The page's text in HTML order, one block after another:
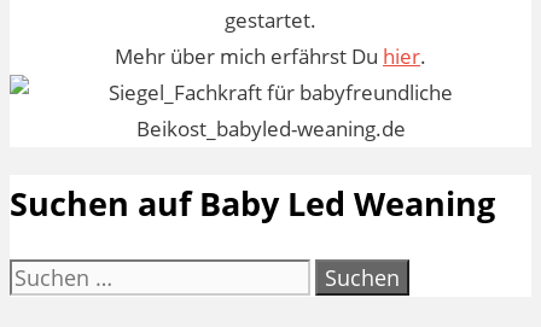
gestartet.
Mehr über mich erfährst Du hier.
Suchen auf Baby Led Weaning
Suchen